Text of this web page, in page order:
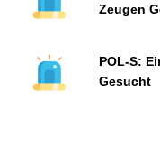
Zeugen
POL-S:
Gesucht